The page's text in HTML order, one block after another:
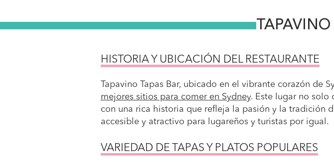
HISTORIA Y UBICACIÓN DEL RESTAURANTE
Tapavino Tapas Bar, ubicado en el vibrante corazón de
mejores sitios para comer en Sydney. Este lugar no solo
con una rica historia que refleja la pasión y la tradición
accesible y atractivo para lugareños y turistas por igual.
VARIEDAD DE TAPAS Y PLATOS POPULARES